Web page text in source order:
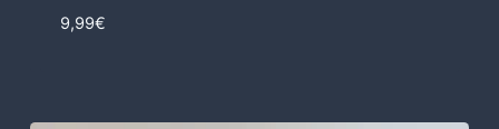
9,99€